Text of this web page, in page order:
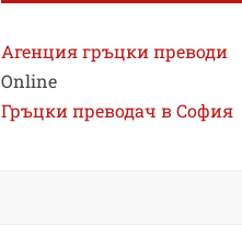
Агенция гръцки преводи
Online
Гръцки преводач в София